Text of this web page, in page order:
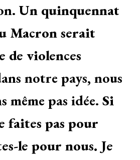
Un quinquennat
Macron serait
de violences
notre pays, nous
même pas idée. Si
faites pas pour
le pour nous. Je